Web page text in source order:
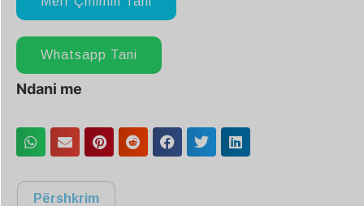
Whatsapp Tani
Ndani me
Përshkrim